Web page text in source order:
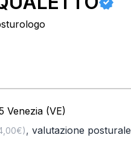
Venezia (VE)
, valutazione posturale